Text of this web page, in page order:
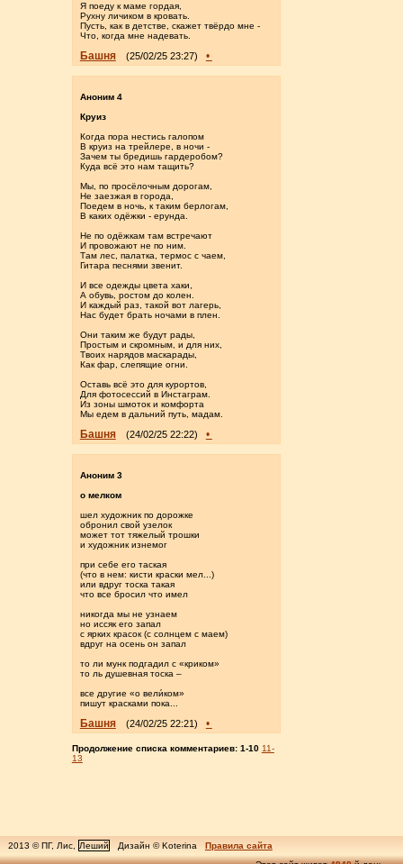
Я поеду к маме гордая,
Рухну личиком в кровать.
Пусть, как в детстве, скажет твёрдо мне -
Что, когда мне надевать.
Башня (25/02/25 23:27) •
Аноним 4
Круиз
Когда пора нестись галопом
В круиз на трейлере, в ночи -
Зачем ты бредишь гардеробом?
Куда всё это нам тащить?
Мы, по просёлочным дорогам,
Не заезжая в города,
Поедем в ночь, к таким берлогам,
В каких одёжки - ерунда.
Не по одёжкам там встречают
И провожают не по ним.
Там лес, палатка, термос с чаем,
Гитара песнями звенит.
И все одежды цвета хаки,
А обувь, ростом до колен.
И каждый раз, такой вот лагерь,
Нас будет брать ночами в плен.
Они таким же будут рады,
Простым и скромным, и для них,
Твоих нарядов маскарады,
Как фар, слепящие огни.
Оставь всё это для курортов,
Для фотосессий в Инстаграм.
Из зоны шмоток и комфорта
Мы едем в дальний путь, мадам.
Башня (24/02/25 22:22) •
Аноним 3
о мелком
шел художник по дорожке
обронил свой узелок
может тот тяжелый трошки
и художник изнемог
при себе его таская
(что в нем: кисти краски мел...)
или вдруг тоска такая
что все бросил что имел
никогда мы не узнаем
но иссяк его запал
с ярких красок (с солнцем с маем)
вдруг на осень он запал
то ли мунк подгадил с «криком»
то ль душевная тоска –
все другие «о вели́ком»
пишут красками пока...
Башня (24/02/25 22:21) •
Продолжение списка комментариев: 1-10 11-
13
2013 © ПГ, Лис, Леший Дизайн © Koterina
Правила сайта